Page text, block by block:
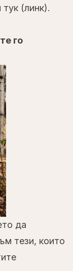
(линк).
го
да
тези, които